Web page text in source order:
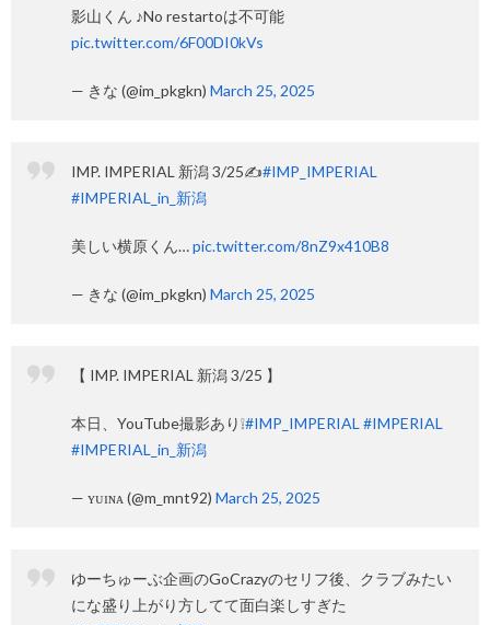
影山くん ♪No restartoは不可能
pic.twitter.com/6F00DI0kVs
— きな (@im_pkgkn) March 25, 2025
IMP. IMPERIAL 新潟 3/25✍#IMP_IMPERIAL
#IMPERIAL_in_新潟
美しい横原くん…pic.twitter.com/8nZ9x410B8
— きな (@im_pkgkn) March 25, 2025
【 IMP. IMPERIAL 新潟 3/25 】
本日、YouTube撮影あり❕#IMP_IMPERIAL #IMPERIAL
#IMPERIAL_in_新潟
— ʏᴜɪɴᴀ (@m_mnt92) March 25, 2025
ゆーちゅーぶ企画のGoCrazyのセリフ後、クラブみたい
にな盛り上がり方してて面白楽しすぎた